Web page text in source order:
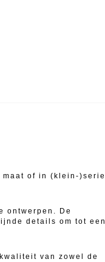
maat of in (klein-)serie
ontwerpen. De
details om tot een
van zowel de